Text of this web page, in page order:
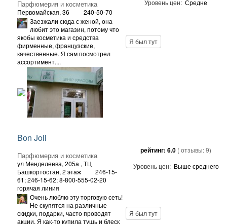
Парфюмерия и косметика
Первомайская, 36 240-50-70
Уровень цен: Средне
Заезжали сюда с женой, она
любит это магазин, потому что
якобы косметика и средства
фирменные, французские,
качественные. Я сам посмотрел
ассортимент....
Я был тут
Bon Joli
Парфюмерия и косметика
ул Менделеева, 205а , ТЦ
Башкортостан, 2 этаж
246-15-
61; 246-15-62; 8-800-555-02-20
горячая линия
рейтинг: 6.0 ( отзывы:9)
Уровень цен: Выше среднего
Очень люблю эту торговую сеть!
Не скупятся на различные
скидки, подарки, часто проводят
акции. Я как-то купила тушь и блеск
Я был тут